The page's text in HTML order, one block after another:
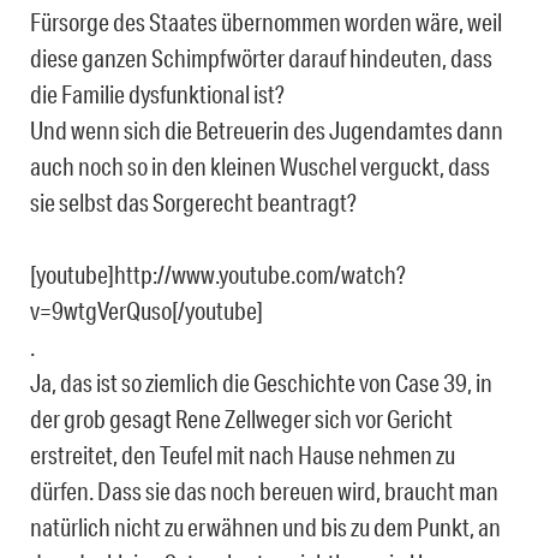
Fürsorge des Staates übernommen worden wäre, weil
diese ganzen Schimpfwörter darauf hindeuten, dass
die Familie dysfunktional ist?
Und wenn sich die Betreuerin des Jugendamtes dann
auch noch so in den kleinen Wuschel verguckt, dass
sie selbst das Sorgerecht beantragt?
[youtube]http://www.youtube.com/watch?
v=9wtgVerQuso[/youtube]
.
Ja, das ist so ziemlich die Geschichte von Case 39, in
der grob gesagt Rene Zellweger sich vor Gericht
erstreitet, den Teufel mit nach Hause nehmen zu
dürfen. Dass sie das noch bereuen wird, braucht man
natürlich nicht zu erwähnen und bis zu dem Punkt, an